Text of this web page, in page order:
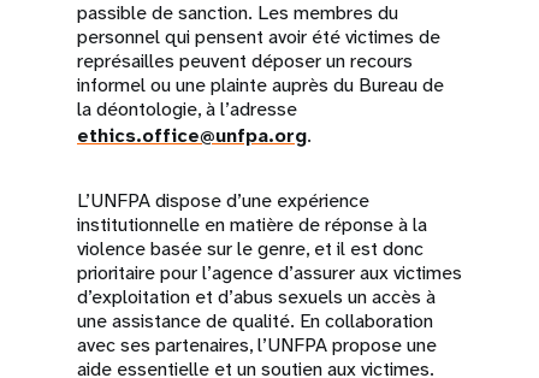
passible de sanction. Les membres du
personnel qui pensent avoir été victimes de
représailles peuvent déposer un recours
informel ou une plainte auprès du Bureau de
la déontologie, à l’adresse
ethics.office@unfpa.org.
L’UNFPA dispose d’une expérience
institutionnelle en matière de réponse à la
violence basée sur le genre, et il est donc
prioritaire pour l’agence d’assurer aux victimes
d’exploitation et d’abus sexuels un accès à
une assistance de qualité. En collaboration
avec ses partenaires, l’UNFPA propose une
aide essentielle et un soutien aux victimes.